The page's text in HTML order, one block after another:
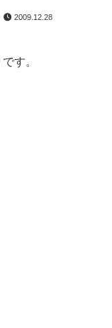
2009.12.28
す。